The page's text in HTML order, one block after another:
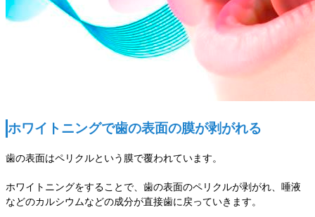
ホワイトニングで歯の表面の膜が剥がれる
歯の表面はペリクルという膜で覆われています。
ホワイトニングをすることで、歯の表面のペリクルが剥がれ、唾液
などのカルシウムなどの成分が直接歯に戻っていきます。